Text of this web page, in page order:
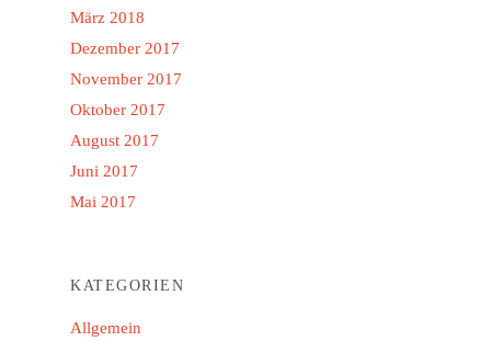
März 2018
Dezember 2017
November 2017
Oktober 2017
August 2017
Juni 2017
Mai 2017
KATEGORIEN
Allgemein